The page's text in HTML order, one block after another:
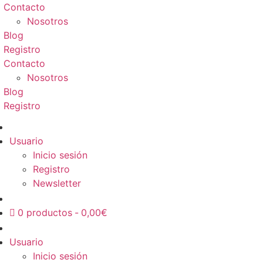
Contacto
Nosotros
Blog
Registro
Contacto
Nosotros
Blog
Registro
Usuario
Inicio sesión
Registro
Newsletter
0 productos 0,00€
Usuario
Inicio sesión